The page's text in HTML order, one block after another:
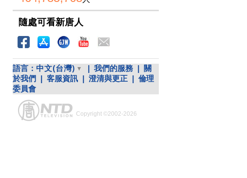
隨處可看新唐人
語言： 中文(台灣) 我們的服務
關
於我們
客服資訊 澄清與更正
倫理
委員會
Copyright ©2002-2026